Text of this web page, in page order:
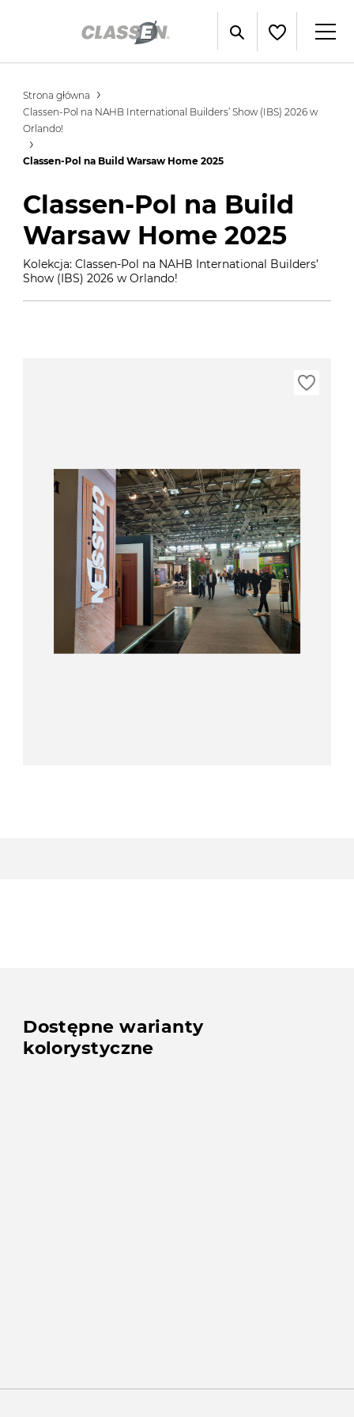
Strona główna
Classen-Pol na NAHB International Builders’ Show (IBS) 2026 w
Orlando!
Classen-Pol na Build Warsaw Home 2025
Classen-Pol na Build
Warsaw Home 2025
Kolekcja: Classen-Pol na NAHB International Builders’
Show (IBS) 2026 w Orlando!
Dostępne warianty
kolorystyczne